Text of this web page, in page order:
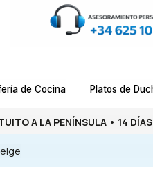
de Cocina Platos de
A LA PENÍNSULA • 14